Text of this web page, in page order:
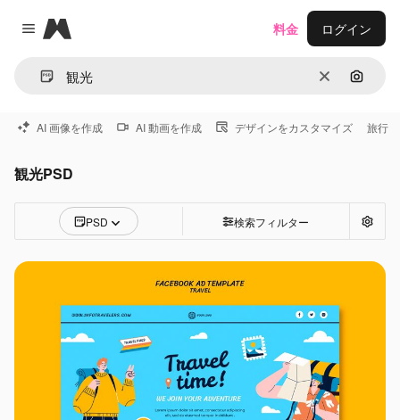
Close menu
Magnific
消去 画像で
料金 ログイン
AI 画像を作成 AI 動画を作成 デザインをカスタマイズ 旅行
観光PSD
PSD 検索フィルター